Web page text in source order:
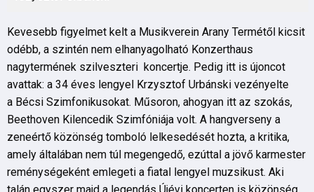
Kevesebb figyelmet kelt a Musikverein Arany Termétől kicsit
odébb, a szintén nem elhanyagolható Konzerthaus
nagytermének szilveszteri koncertje. Pedig itt is újoncot
avattak: a 34 éves lengyel Krzysztof Urbánski vezényelte
a Bécsi Szimfonikusokat. Műsoron, ahogyan itt az szokás,
Beethoven Kilencedik Szimfóniája volt. A hangverseny a
zeneértő közönség tomboló lelkesedését hozta, a kritika,
amely általában nem túl megengedő, ezúttal a jövő karmester
reménységeként emlegeti a fiatal lengyel muzsikust. Aki